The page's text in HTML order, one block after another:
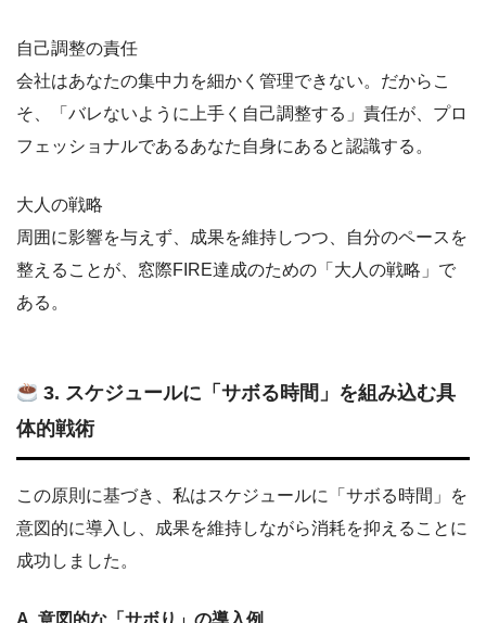
自己調整の責任
会社はあなたの集中力を細かく管理できない。だからこ
そ、「バレないように上手く自己調整する」責任が、プロ
フェッショナルであるあなた自身にあると認識する。
大人の戦略
周囲に影響を与えず、成果を維持しつつ、自分のペースを
整えることが、窓際FIRE達成のための「大人の戦略」で
ある。
3. スケジュールに「サボる時間」を組み込む具
体的戦術
この原則に基づき、私はスケジュールに「サボる時間」を
意図的に導入し、成果を維持しながら消耗を抑えることに
成功しました。
A. 意図的な「サボり」の導入例